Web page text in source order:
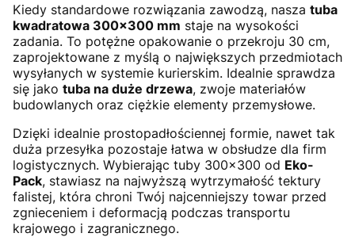
Kiedy standardowe rozwiązania zawodzą, nasza tuba
kwadratowa 300x300 mm staje na wysokości
zadania. To potężne opakowanie o przekroju 30 cm,
zaprojektowane z myślą o największych przedmiotach
wysyłanych w systemie kurierskim. Idealnie sprawdza
się jako tuba na duże drzewa, zwoje materiałów
budowlanych oraz ciężkie elementy przemysłowe.
Dzięki idealnie prostopadłościennej formie, nawet tak
duża przesyłka pozostaje łatwa w obsłudze dla firm
logistycznych. Wybierając tuby 300x300 od Eko-
Pack, stawiasz na najwyższą wytrzymałość tektury
falistej, która chroni Twój najcenniejszy towar przed
zgnieceniem i deformacją podczas transportu
krajowego i zagranicznego.